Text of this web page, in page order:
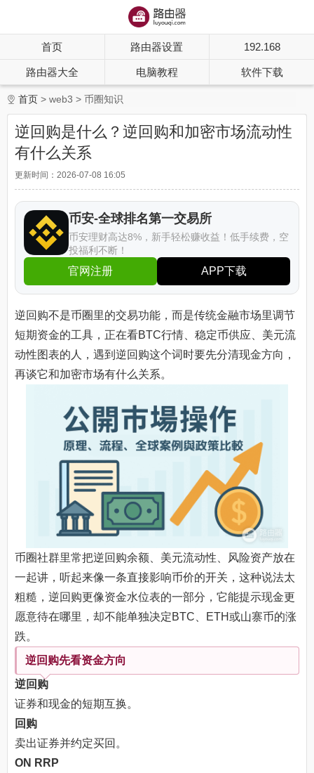
首页 路由器设置 192.168
路由器大全 电脑教程 软件下载
首页 web3 币圈知识
逆回购是什么？逆回购和加密市场流动性
有什么关系
更新时间：2026-07-08 16:05
币安-全球排名第一交易所
币安理财高达8%，新手轻松赚收益！低手续费，空
投福利不断！
官网注册 APP下载
逆回购不是币圈里的交易功能，而是传统金融市场里调节
短期资金的工具，正在看BTC行情、稳定币供应、美元流
动性图表的人，遇到逆回购这个词时要先分清现金方向，
再谈它和加密市场有什么关系。
币圈社群里常把逆回购余额、美元流动性、风险资产放在
一起讲，听起来像一条直接影响币价的开关，这种说法太
粗糙，逆回购更像资金水位表的一部分，它能提示现金更
愿意待在哪里，却不能单独决定BTC、ETH或山寨币的涨
跌。
逆回购先看资金方向
逆回购
证券和现金的短期互换。
回购
卖出证券并约定买回。
ON RRP